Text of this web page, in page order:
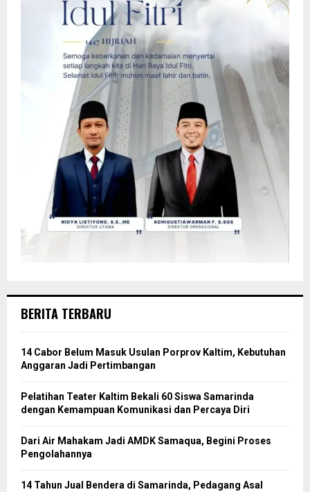
BERITA TERBARU
14 Cabor Belum Masuk Usulan Porprov Kaltim, Kebutuhan
Anggaran Jadi Pertimbangan
Pelatihan Teater Kaltim Bekali 60 Siswa Samarinda
dengan Kemampuan Komunikasi dan Percaya Diri
Dari Air Mahakam Jadi AMDK Samaqua, Begini Proses
Pengolahannya
14 Tahun Jual Bendera di Samarinda, Pedagang Asal